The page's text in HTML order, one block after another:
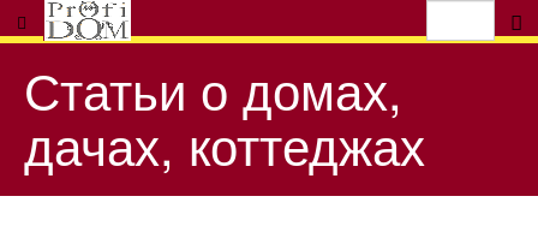
Статьи о домах,
дачах, коттеджах